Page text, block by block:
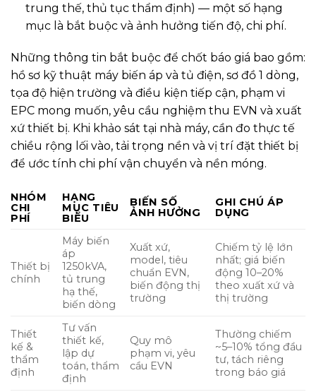
trung thế, thủ tục thẩm định) — một số hạng
mục là bắt buộc và ảnh hưởng tiến độ, chi phí.
Những thông tin bắt buộc để chốt báo giá bao gồm:
hồ sơ kỹ thuật máy biến áp và tủ điện, sơ đồ 1 dòng,
tọa độ hiện trường và điều kiện tiếp cận, phạm vi
EPC mong muốn, yêu cầu nghiệm thu EVN và xuất
xứ thiết bị. Khi khảo sát tại nhà máy, cần đo thực tế
chiều rộng lối vào, tải trọng nền và vị trí đặt thiết bị
để ước tính chi phí vận chuyển và nền móng.
NHÓM
CHI
PHÍ
HẠNG
MỤC TIÊU
BIỂU
BIẾN SỐ
ẢNH HƯỞNG
GHI CHÚ ÁP
DỤNG
Thiết bị
chính
Máy biến
áp
1250kVA,
tủ trung
hạ thế,
biến dòng
Xuất xứ,
model, tiêu
chuẩn EVN,
biến động thị
trường
Chiếm tỷ lệ lớn
nhất; giá biến
động 10–20%
theo xuất xứ và
thị trường
Thiết
kế &
thẩm
định
Tư vấn
thiết kế,
lập dự
toán, thẩm
định
Quy mô
phạm vi, yêu
cầu EVN
Thường chiếm
~5–10% tổng đầu
tư, tách riêng
trong báo giá